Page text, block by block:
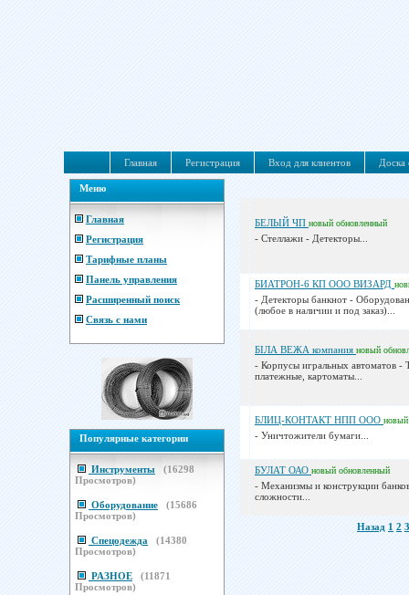
Главная Регистрация Вход для клиентов Доска
Меню
Главная
Регистрация
Тарифные планы
Панель управления
Расширенный поиск
Связь с нами
Популярные категории
Инструменты (16298
Просмотров)
Оборудование (15686
Просмотров)
Спецодежда (14380
Просмотров)
РАЗНОЕ (11871
Просмотров)
БЕЛЫЙ ЧП новый обновленный
- Стеллажи - Детекторы...
БИАТРОН-6 КП ООО ВИЗАРД
- Детекторы банкнот -
(любое в наличии и под заказ)...
БІЛА ВЕЖА компания новый
- Корпусы игральных автоматов -
платежные, картоматы...
БЛИЦ-КОНТАКТ НПП ООО новый
- Уничтожители бумаги...
БУЛАТ ОАО новый обновленный
- Механизмы и конструкции
сложности...
Назад 1 2 3